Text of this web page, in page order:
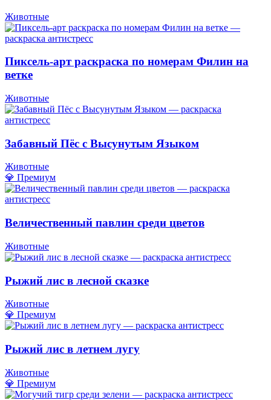
Животные
Пиксель-арт раскраска по номерам Филин на
ветке
Животные
Забавный Пёс с Высунутым Языком
Животные
💎 Премиум
Величественный павлин среди цветов
Животные
Рыжий лис в лесной сказке
Животные
💎 Премиум
Рыжий лис в летнем лугу
Животные
💎 Премиум